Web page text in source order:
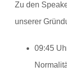
Zu den
unserer
09:45